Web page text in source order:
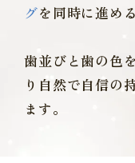
グを 同時に進め
歯並びと歯の色
り自然で自信の
ます。